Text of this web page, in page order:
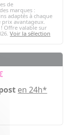
de
marques :
adaptés à chaque
prix avantageux.
Offre valable sur
Voir la sélection
en 24h*